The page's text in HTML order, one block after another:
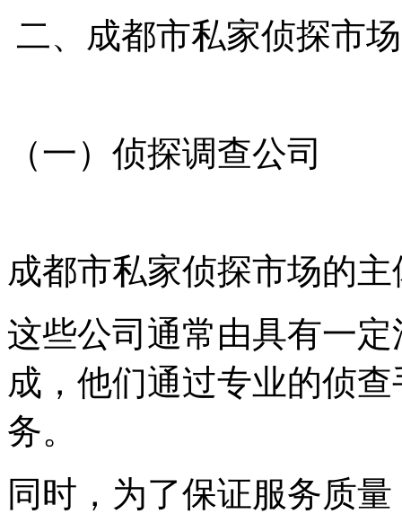
二、成都市私家侦探市
（一）侦探调查公司
成都市私家侦探市场的
这些公司通常由具有一
成，他们通过专业的侦
务。
同时，为了保证服务质